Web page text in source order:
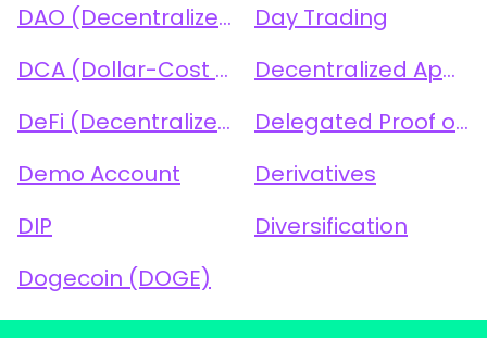
DAO (Decentralized Autonomous Organization)
Day Trading
DCA (Dollar-Cost Averaging)
Decentralized Applications (dApps)
DeFi (Decentralized Finance)
Delegated Proof of Stake (DPoS)
Demo Account
Derivatives
DIP
Diversification
Dogecoin (DOGE)